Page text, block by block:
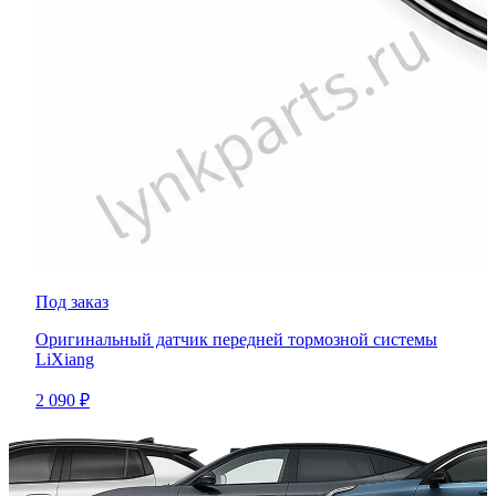
Под заказ
Оригинальный датчик передней тормозной системы
LiXiang
2 090 ₽